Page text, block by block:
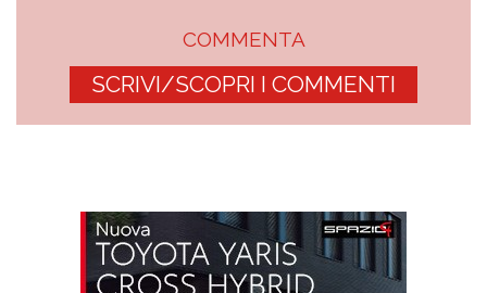
COMMENTA
SCRIVI/SCOPRI I COMMENTI